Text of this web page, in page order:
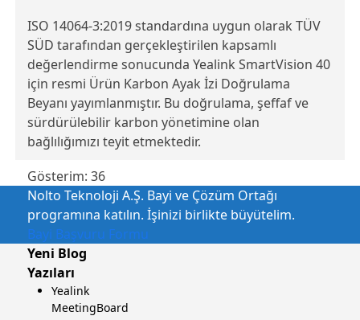
ISO 14064-3:2019 standardına uygun olarak TÜV
SÜD tarafından gerçekleştirilen kapsamlı
değerlendirme sonucunda Yealink SmartVision 40
için resmi Ürün Karbon Ayak İzi Doğrulama
Beyanı yayımlanmıştır. Bu doğrulama, şeffaf ve
sürdürülebilir karbon yönetimine olan
bağlılığımızı teyit etmektedir.
Gösterim: 36
Nolto Teknoloji A.Ş. Bayi ve Çözüm Ortağı
programına katılın. İşinizi birlikte büyütelim.
Bayi Başvuru Formu
Yeni Blog
Yazıları
Yealink
MeetingBoard